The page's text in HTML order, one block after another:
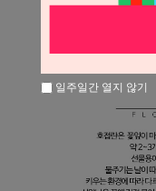
일주일간 열지 않기